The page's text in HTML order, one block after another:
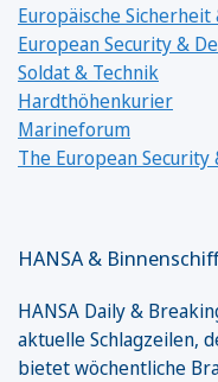
Europäische Sicherheit
European Security &
Soldat & Technik
Hardthöhenkurier
Marineforum
The European
HANSA &
HANSA Daily &
aktuelle Schlagzeilen,
bietet wöchentliche